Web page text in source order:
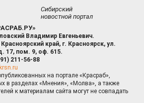
Сибирский
новостной портал
Владимир Евгеньевич.
Красноярский край, г. Красноярск, ул.
17, пом. 9, оф. 615.
211-56-88
на портале «Красраб»,
в разделах «Мнения», «Молва», а также
к материалам сайта могут не совпадать